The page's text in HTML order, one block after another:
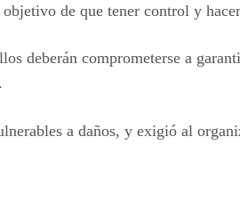
de que tener control y
deberán comprometerse a
a daños, y exigió al